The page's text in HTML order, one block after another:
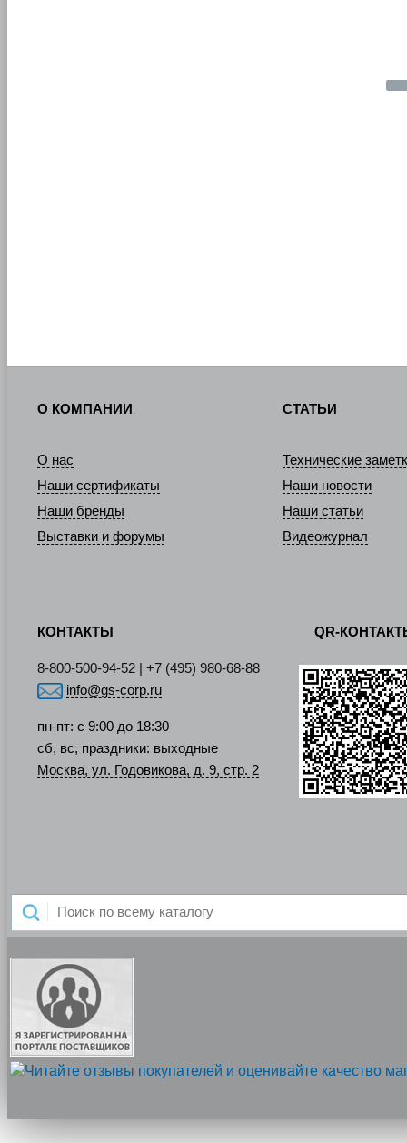
О КОМПАНИИ
О нас
Наши сертификаты
Наши бренды
Выставки и форумы
СТАТЬИ
Технические
Наши новости
Наши статьи
Видеожурнал
КОНТАКТЫ
8-800-500-94-52 | +7 (495) 980-68-88
info@gs-corp.ru
пн-пт: с 9:00 до 18:30
сб, вс, праздники: выходные
Москва, ул. Годовикова, д. 9, стр. 2
QR-